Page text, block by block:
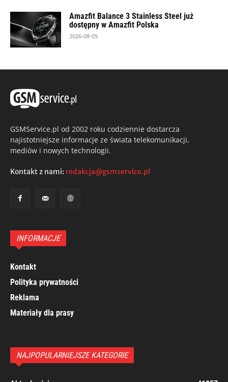
Amazfit Balance 3 Stainless Steel już
dostępny w Amazfit Polska
2026-08-05
GSMService.pl od 2002 roku codziennie dostarcza
najistotniejsze informacje ze świata telekomunikacji,
mediów i nowych technologii.
Kontakt z nami: redakcja@gsmservice.pl
INFORMACJE
Kontakt
Polityka prywatności
Reklama
Materiały dla prasy
NAJPOPULARNIEJSZE KATEGORIE